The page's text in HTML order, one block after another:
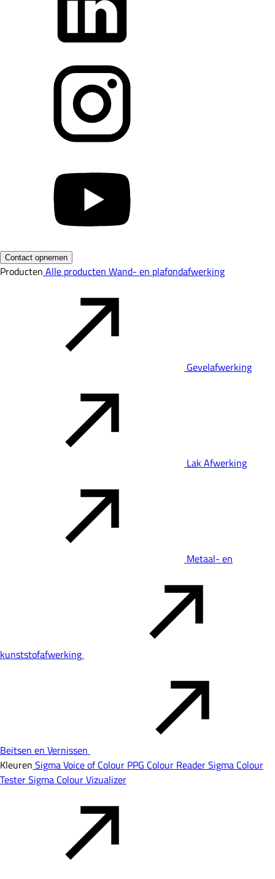
Contact opnemen
Producten Alle producten Wand- en plafondafwerking
Gevelafwerking
Lak Afwerking
Metaal- en
kunststofafwerking
Beitsen en Vernissen
Kleuren Sigma Voice of Colour PPG Colour ReaderSigma Colour
TesterSigma Colour Vizualizer